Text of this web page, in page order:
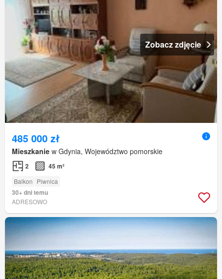
Zobacz zdjęcie
485 000 zł
Mieszkanie w Gdynia, Województwo pomorskie
2 45 m²
Balkon Piwnica
30+ dni temu
ADRESOWO